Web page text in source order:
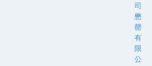
司
懋
罄
有
限
公